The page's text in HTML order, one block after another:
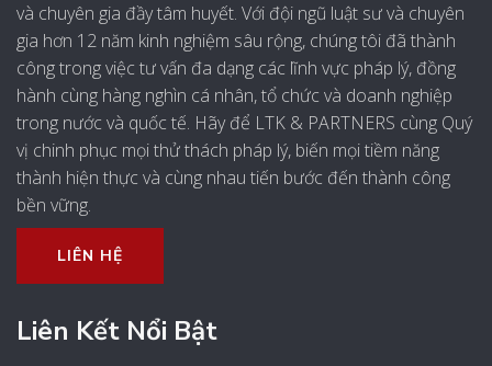
và chuyên gia đầy tâm huyết. Với đội ngũ luật sư và chuyên
gia hơn 12 năm kinh nghiệm sâu rộng, chúng tôi đã thành
công trong việc tư vấn đa dạng các lĩnh vực pháp lý, đồng
hành cùng hàng nghìn cá nhân, tổ chức và doanh nghiệp
trong nước và quốc tế. Hãy để LTK & PARTNERS cùng Quý
vị chinh phục mọi thử thách pháp lý, biến mọi tiềm năng
thành hiện thực và cùng nhau tiến bước đến thành công
bền vững.
LIÊN HỆ
Liên Kết Nổi Bật